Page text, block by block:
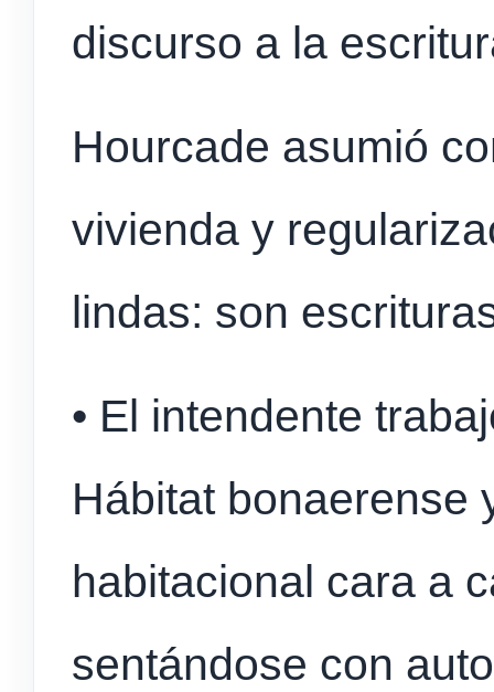
discurso a la
Hourcade asumió
vivienda y
lindas: son
• El intendente
Hábitat bonaerense
habitacional cara a
sentándose con